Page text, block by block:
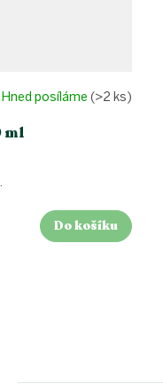
ml
posíláme (>2 ks)
Do košíku